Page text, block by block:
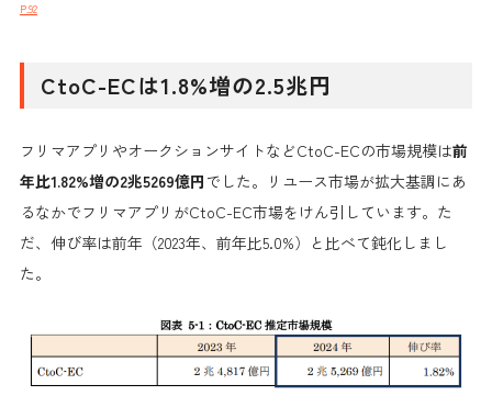
P.92
CtoC-ECは1.8%増の2.5兆円
フリマアプリやオークションサイトなどCtoC-ECの市場規模は前
年比1.82%増の2兆5269億円 でした。リユース市場が拡大基調にあ
るなかでフリマアプリがCtoC-EC市場をけん引しています。た
だ、伸び率は前年（2023年、前年比5.0%）と比べて鈍化しまし
た。